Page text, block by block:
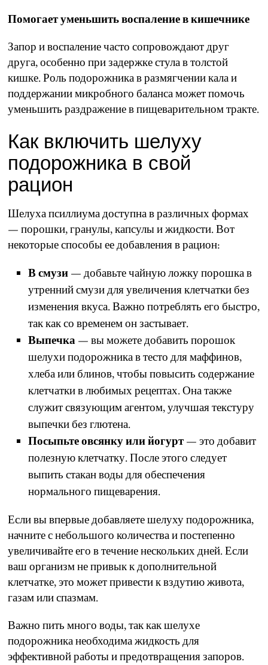
Помогает уменьшить воспаление в кишечнике
Запор и воспаление часто сопровождают друг
друга, особенно при задержке стула в толстой
кишке. Роль подорожника в размягчении кала и
поддержании микробного баланса может помочь
уменьшить раздражение в пищеварительном тракте.
Как включить шелуху
подорожника в свой
рацион
Шелуха псиллиума доступна в различных формах
— порошки, гранулы, капсулы и жидкости. Вот
некоторые способы ее добавления в рацион:
В смузи — добавьте чайную ложку порошка в
утренний смузи для увеличения клетчатки без
изменения вкуса. Важно потреблять его быстро,
так как со временем он застывает.
Выпечка — вы можете добавить порошок
шелухи подорожника в тесто для маффинов,
хлеба или блинов, чтобы повысить содержание
клетчатки в любимых рецептах. Она также
служит связующим агентом, улучшая текстуру
выпечки без глютена.
Посыпьте овсянку или йогурт— это добавит
полезную клетчатку. После этого следует
выпить стакан воды для обеспечения
нормального пищеварения.
Если вы впервые добавляете шелуху подорожника,
начните с небольшого количества и постепенно
увеличивайте его в течение нескольких дней. Если
ваш организм не привык к дополнительной
клетчатке, это может привести к вздутию живота,
газам или спазмам.
Важно пить много воды, так как шелухе
подорожника необходима жидкость для
эффективной работы и предотвращения запоров.